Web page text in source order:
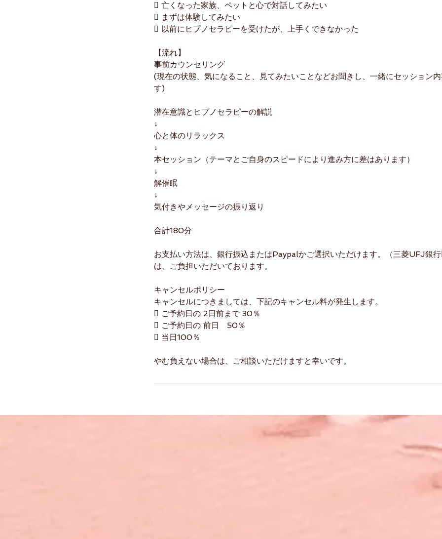
 亡くなった家族、ペットと心で対話してみたい
 まずは体験してみたい
 以前にヒプノセラピーを受けたが、上手くできなかった
【流れ】
事前カウンセリング
(現在の状態、気になること、見てみたいことなどお聞きし、一緒にセッション
す)
潜在意識とヒプノセラピーの解説
↓
心と体のリラックス
↓
本セッション（テーマとご自身のスピードにより進み方に差はあります）
↓
解催眠
↓
気付きやメッセージの振り返り
合計180分
お支払い方法は、銀行振込またはPaypalかご選択いただけます。（三菱UFJ銀
は、ご負担いただいております。
キャンセルポリシー
キャンセルにつきましては、下記のキャンセル料が発生します。
 ご予約日の 2日前まで 30％
 ご予約日の 前日 50％
 当日100％